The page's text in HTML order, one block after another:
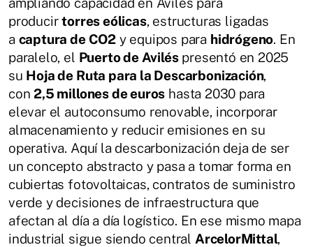
producirtorres eólicas, estructuras ligadas
a captura de CO2y equipos para hidrógeno. En
paralelo, el Puerto de Aviléspresentó en 2025
su Hoja de Ruta para la Descarbonización,
con2,5 millones de euros hasta 2030 para
elevar el autoconsumo renovable, incorporar
almacenamiento y reducir emisiones en su
operativa. Aquí la descarbonización deja de ser
un concepto abstracto y pasa a tomar forma en
cubiertas fotovoltaicas, contratos de suministro
verde y decisiones de infraestructura que
afectan al día a día logístico. En ese mismo mapa
industrial sigue siendo central ArcelorMittal,